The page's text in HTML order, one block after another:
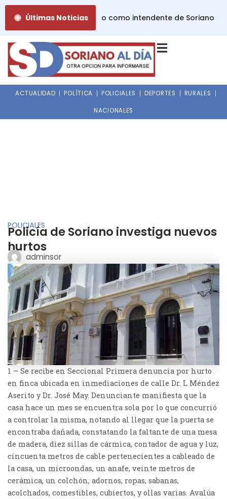
contenido
Últimas Noticias
viernes asume Raúl Bruno como intendente de Soriano
ACTUALIDAD POLÍTICA POLICIALES DEPORTES RURALES
NACIONALES
POLICIALES
Policía de Soriano investiga nuevos
hurtos
adminsor
1 – Se recibe en Seccional Primera denuncia por hurto
en finca ubicada en inmediaciones de calle Dr. L Méndez
Aserito y Dr. José May. Denunciante manifiesta que la
casa hace un mes se encuentra sola por lo que concurrió
a controlar la misma, notando al llegar que la puerta se
encontraba dañada, constatando la faltante de una mesa
de madera, diez sillas de cármica, contador de agua y luz,
cincuenta metros de cable pertenecientes a cableado de
la casa, un microondas, un anafe, veinte metros de
cerámica, un colchón, adornos, ropas, sabanas,
acolchados, comestibles, cubiertos, y ollas varias. Avalúa